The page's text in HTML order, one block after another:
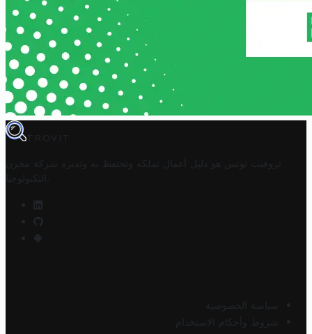
TROVIT
تروفيت تونس هو دليل أعمال تملكه وتحتفظ به وتديره
شركة مخزن
التكنولوجيا
سياسة الخصوصية
شروط وأحكام الاستخدام